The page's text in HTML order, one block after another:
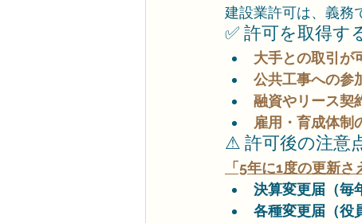
建設業許可は、義務
✅ 許可を取得す
大手との取引が
公共工事への参
融資やリース契
雇用・育成体制
⚠ 許可後の注意
「5年に1度の更新
決算変更届（毎
各種変更届（役